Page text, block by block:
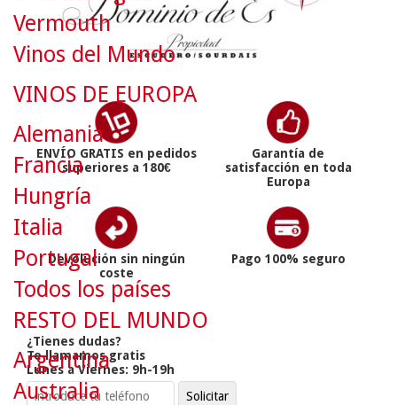
ENVÍO GRATIS en pedidos
superiores a 180€
Garantía de
satisfacción en toda
Europa
Devolución sin ningún
coste
Pago 100% seguro
¿Tienes dudas?
Te llamamos gratis
Lunes a Viernes: 9h-19h
Vermouth
Vinos del Mundo
VINOS DE EUROPA
Alemania
Francia
Hungría
Italia
Portugal
Todos los países
RESTO DEL MUNDO
Argentina
Australia